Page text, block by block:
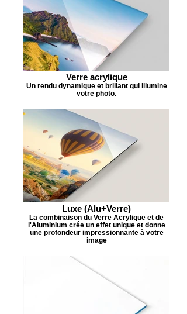
Verre acrylique
Un rendu dynamique et brillant qui illumine
votre photo.
Luxe (Alu+Verre)
La combinaison du Verre Acrylique et de
l'Aluminium crée un effet unique et donne
une profondeur impressionnante à votre
image